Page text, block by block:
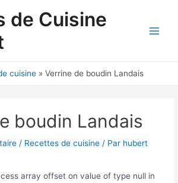
de Cuisine
cuisine Verrine de boudin Landais
boudin Landais
/ Recettes de cuisine / Par hubert
array offset on value of type null in